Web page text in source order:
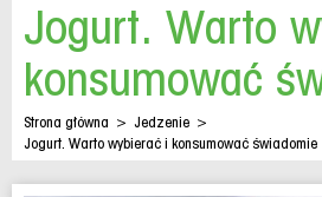
Jogurt. Warto
konsumować
Strona główna > Jedzenie >
Jogurt. Warto wybierać i konsumować świadomie